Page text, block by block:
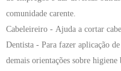
comunidade carente.
Cabeleireiro - Ajuda a cortar
Dentista - Para fazer aplicação
demais orientações sobre higiene